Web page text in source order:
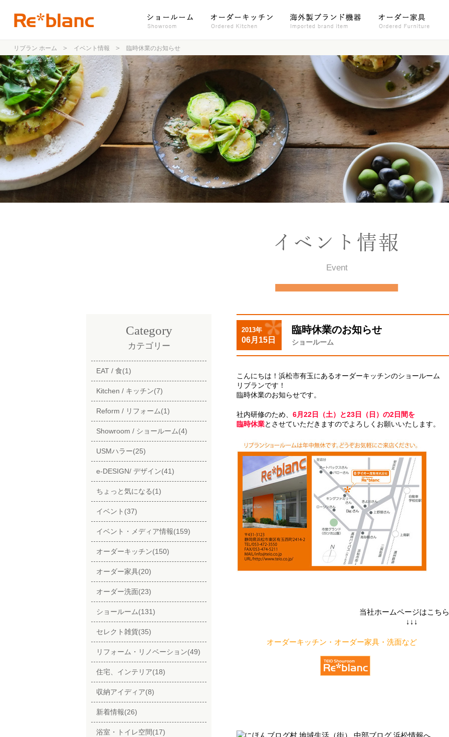
リブラン ホーム イベント情報 臨時休業のお知らせ
Event
2013年
06月15日
臨時休業のお知らせ
ショールーム
こんにちは！浜松市有玉にあるオーダーキッチンのショールーム
リブランです！
臨時休業のお知らせです。
社内研修のため、 6月22日（土）と23日（日）の2日間を
臨時休業とさせていただきますのでよろしくお願いいたします。
当社ホームページはこち
↓↓↓
オーダーキッチン・オーダー家具・洗面など
Category
カテゴリー
EAT / 食(1)
Kitchen / キッチン(7)
Reform / リフォーム(1)
Showroom / ショールーム(4)
USMハラー(25)
e-DESIGN/ デザイン(41)
ちょっと気になる(1)
イベント(37)
イベント・メディア情報(159)
オーダーキッチン(150)
オーダー家具(20)
オーダー洗面(23)
ショールーム(131)
セレクト雑貨(35)
リフォーム・リノベーション(49)
住宅、インテリア(18)
収納アイディア(8)
新着情報(26)
浴室・トイレ空間(17)